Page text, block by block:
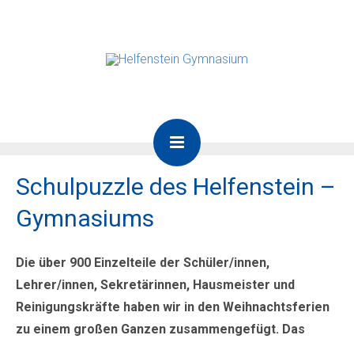
Schulpuzzle des Helfenstein –
Gymnasiums
Die über 900 Einzelteile der Schüler/innen,
Lehrer/innen, Sekretärinnen, Hausmeister und
Reinigungskräfte haben wir in den Weihnachtsferien
zu einem großen Ganzen zusammengefügt. Das